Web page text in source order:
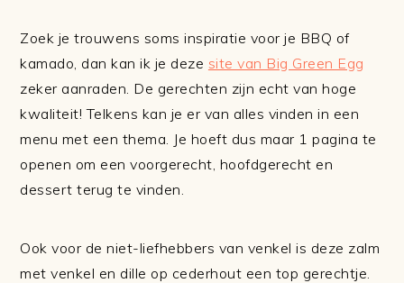
Zoek je trouwens soms inspiratie voor je BBQ of
kamado, dan kan ik je deze site van Big Green Egg
zeker aanraden. De gerechten zijn echt van hoge
kwaliteit! Telkens kan je er van alles vinden in een
menu met een thema. Je hoeft dus maar 1 pagina te
openen om een voorgerecht, hoofdgerecht en
dessert terug te vinden.
Ook voor de niet-liefhebbers van venkel is deze zalm
met venkel en dille op cederhout een top gerechtje.